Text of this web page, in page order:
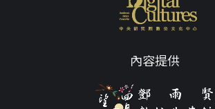
內容提供